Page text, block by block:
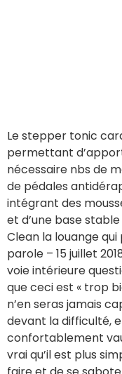
Le stepper tonic
permettant
nécessaire nbs de
de pédales
intégrant des
et d’une base stable
Clean la louange qui
parole – 15 juillet
voie intérieure
que ceci est « trop
n’en seras jamais
devant la difficulté,
confortablement
vrai qu’il est plus